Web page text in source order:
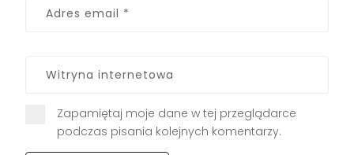
Zapamiętaj moje dane w tej przeglądarce
podczas pisania kolejnych komentarzy.